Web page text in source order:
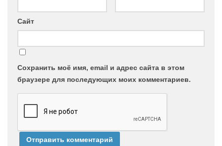
Сайт
Сохранить моё имя, email и адрес сайта в этом
браузере для последующих моих комментариев.